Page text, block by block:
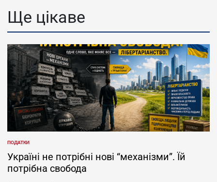
Ще цікаве
POSTED
IN
ПОДАТКИ
Україні не потрібні нові “механізми”. Їй
потрібна свобода